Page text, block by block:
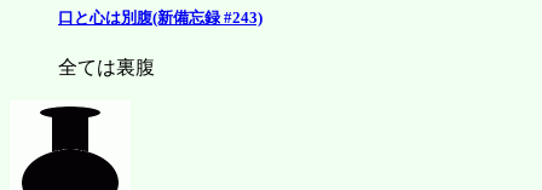
口と心は別腹(新備忘録 #243)
全ては裏腹